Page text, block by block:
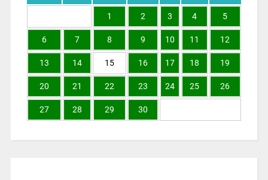
1 2 3 4 5
6 7 8 9 10 11 12
13 14 15 16 17 18 19
20 21 22 23 24 25 26
27 28 29 30